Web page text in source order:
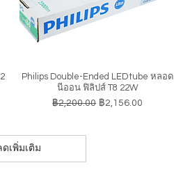
ดูข้อมูลด่วน
Philips Double-Ended LEDtube หลอด
นีออน ฟิลิปส์ T8 22W
ราคาปกติ
฿2,200.00 ราคาขายลด
฿2,156.00
ดเพิ่มเติม